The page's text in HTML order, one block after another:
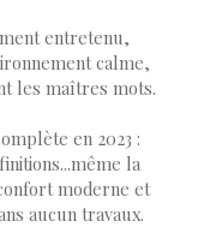
entretenu,
calme,
les maîtres mots.
en 2023 :
la
moderne et
aucun travaux.